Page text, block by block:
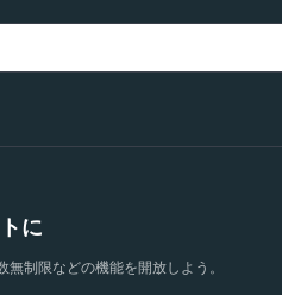
に
制限などの機能を開放しよう。